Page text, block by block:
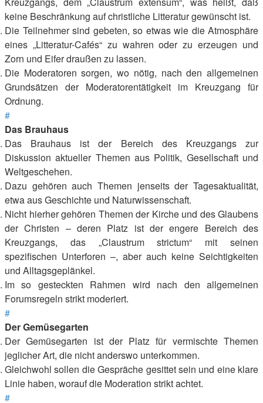
keine Beschränkung auf christliche Litteratur gewünscht ist.
Die Teilnehmer sind gebeten, so etwas wie die Atmosphäre
eines „Litteratur-Cafés“ zu wahren oder zu erzeugen und
Zorn und Eifer draußen zu lassen.
Die Moderatoren sorgen, wo nötig, nach den allgemeinen
Grundsätzen der Moderatorentätigkeit im Kreuzgang für
Ordnung.
#
Das Brauhaus
Das Brauhaus ist der Bereich des Kreuzgangs zur
Diskussion aktueller Themen aus Politik, Gesellschaft und
Weltgeschehen.
Dazu gehören auch Themen jenseits der Tagesaktualität,
etwa aus Geschichte und Naturwissenschaft.
Nicht hierher gehören Themen der Kirche und des Glaubens
der Christen – deren Platz ist der engere Bereich des
Kreuzgangs, das „Claustrum strictum“ mit seinen
spezifischen Unterforen –, aber auch keine Seichtigkeiten
und Alltagsgeplänkel.
Im so gesteckten Rahmen wird nach den allgemeinen
Forumsregeln strikt moderiert.
#
Der Gemüsegarten
Der Gemüsegarten ist der Platz für vermischte Themen
jeglicher Art, die nicht anderswo unterkommen.
Gleichwohl sollen die Gespräche gesittet sein und eine klare
Linie haben, worauf die Moderation strikt achtet.
#